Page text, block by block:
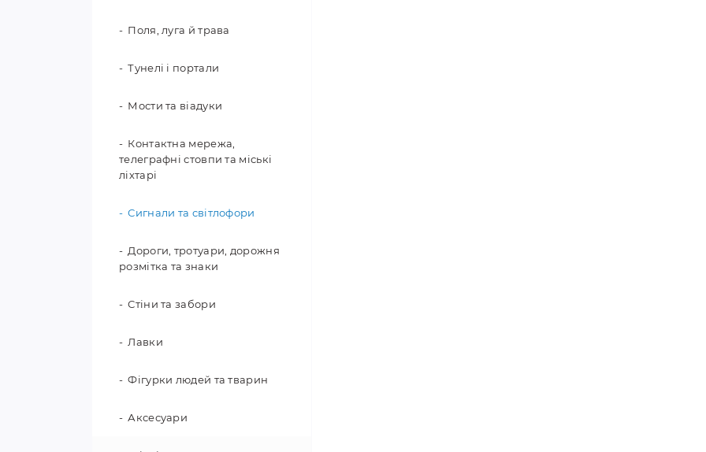
Поля, луга й трава
Тунелі і портали
Мости та віадуки
Контактна мережа,
телеграфні стовпи та міські
ліхтарі
Сигнали та світлофори
Дороги, тротуари, дорожня
розмітка та знаки
Стіни та забори
Лавки
Фігурки людей та тварин
Аксесуари